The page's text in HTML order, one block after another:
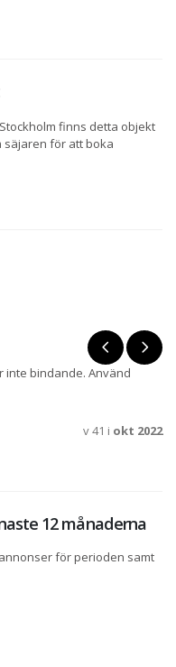
finns detta objekt
säjaren för att boka
inte bindande. Använd
v 41 i okt 2022
12 månaderna
för perioden samt